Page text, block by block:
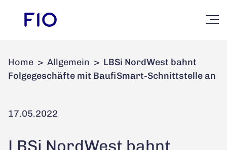
Home > Allgemein > LBSi NordWest bahnt
Folgegeschäfte mit BaufiSmart-Schnittstelle an
17.05.2022
LBSi NordWest bahnt